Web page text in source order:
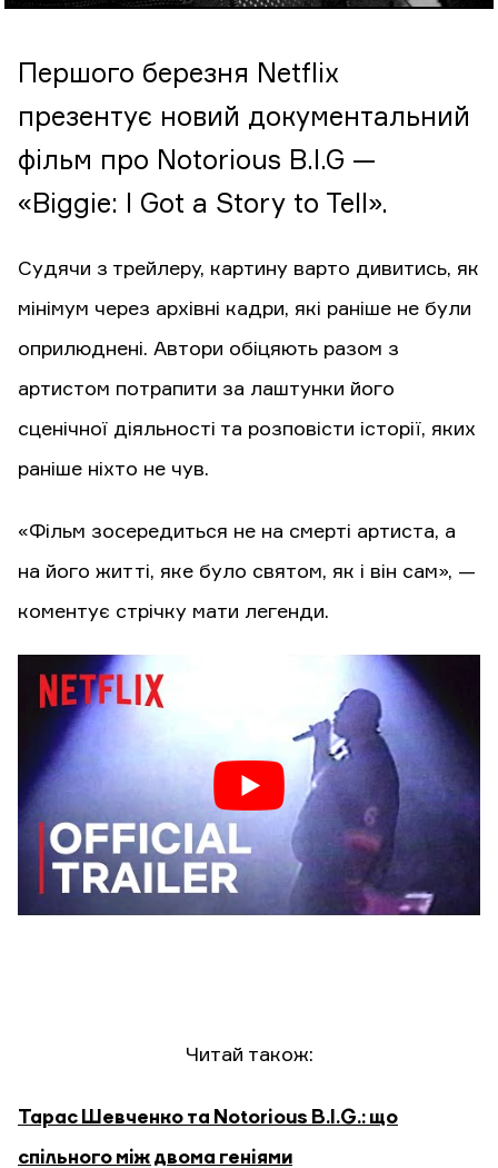
Першого березня Netflix
презентує новий документальний
фільм про Notorious B.I.G —
«Biggie: I Got a Story to Tell».
Судячи з трейлеру, картину варто дивитись, як
мінімум через архівні кадри, які раніше не були
оприлюднені. Автори обіцяють разом з
артистом потрапити за лаштунки його
сценічної діяльності та розповісти історії, яких
раніше ніхто не чув.
«Фільм зосередиться не на смерті артиста, а
на його житті, яке було святом, як і він сам», —
коментує стрічку мати легенди.
Читай також:
Тарас Шевченко та Notorious B.I.G.: що
спільного між двома геніями